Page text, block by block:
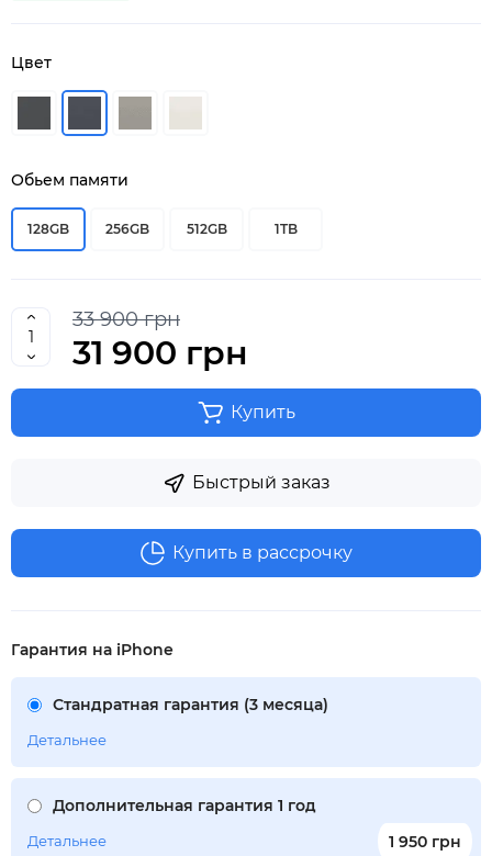
Цвет
Обьем памяти
128GB 256GB 512GB 1TB
33 900 грн
31 900 грн
Купить
Быстрый заказ
Купить в рассрочку
Гарантия на iPhone
Стандратная гарантия (3 месяца)
Детальнее
Дополнительная гарантия 1 год
1 950 грн
Детальнее